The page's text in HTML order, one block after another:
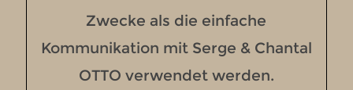
Zwecke als die einfache
Kommunikation mit Serge & Chantal
OTTO verwendet werden.